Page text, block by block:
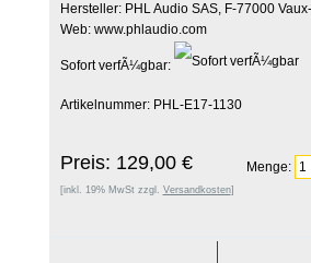
Hersteller: PHL Audio SAS, F-77000
Web: www.phlaudio.com
Sofort verfÃ¼gbar:
Artikelnummer: PHL-E17-1130
Preis: 129,00 €
[inkl. 19% MwSt zzgl. Versandkosten]
Menge: